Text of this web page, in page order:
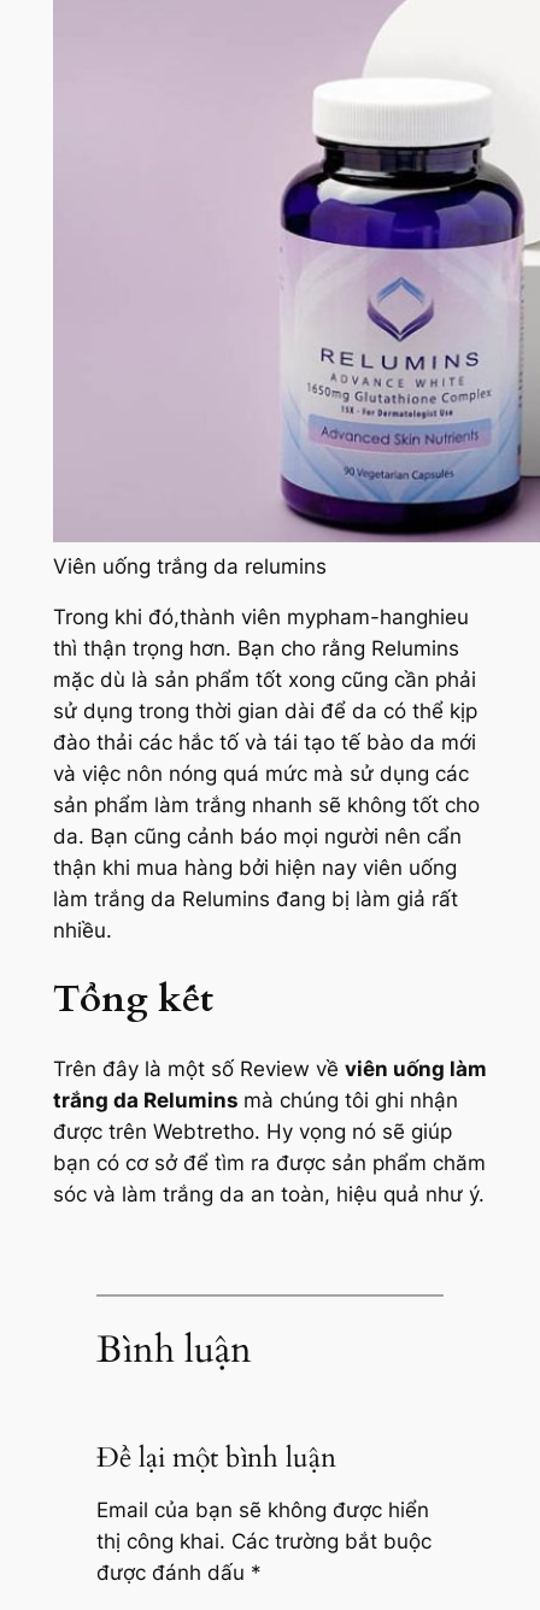
Viên uống trắng da relumins
Trong khi đó,thành viên mypham-hanghieu
thì thận trọng hơn. Bạn cho rằng Relumins
mặc dù là sản phẩm tốt xong cũng cần phải
sử dụng trong thời gian dài để da có thể kịp
đào thải các hắc tố và tái tạo tế bào da mới
và việc nôn nóng quá mức mà sử dụng các
sản phẩm làm trắng nhanh sẽ không tốt cho
da. Bạn cũng cảnh báo mọi người nên cẩn
thận khi mua hàng bởi hiện nay viên uống
làm trắng da Relumins đang bị làm giả rất
nhiều.
Tổng kết
Trên đây là một số Review về viên uống làm
trắng da Relumins mà chúng tôi ghi nhận
được trên Webtretho. Hy vọng nó sẽ giúp
bạn có cơ sở để tìm ra được sản phẩm chăm
sóc và làm trắng da an toàn, hiệu quả như ý.
Bình luận
Để lại một bình luận
Email của bạn sẽ không được hiển
thị công khai. Các trường bắt buộc
được đánh dấu *